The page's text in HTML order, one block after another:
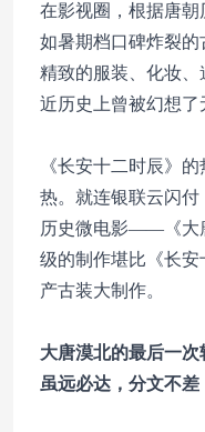
在影视圈，根据唐朝
如暑期档口碑炸裂
精致的服装、化妆
近历史上曾被幻想了
《长安十二时辰》
热。就连银联云闪
历史微电影——《大
级的制作堪比《长安
产古装大制作。
大唐漠北的最后一次
虽远必达，分文不差